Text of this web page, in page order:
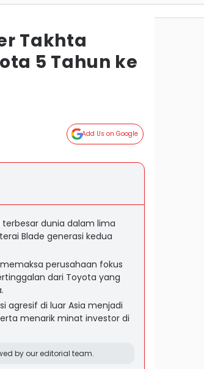
Takhta
5 Tahun ke
Add Us on Google
dunia dalam lima
Blade generasi kedua
perusahaan fokus
dari Toyota yang
agresif di luar Asia menjadi
menarik minat investor di
by our editorial team.